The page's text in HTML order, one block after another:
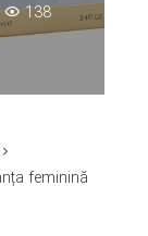
138
feminină